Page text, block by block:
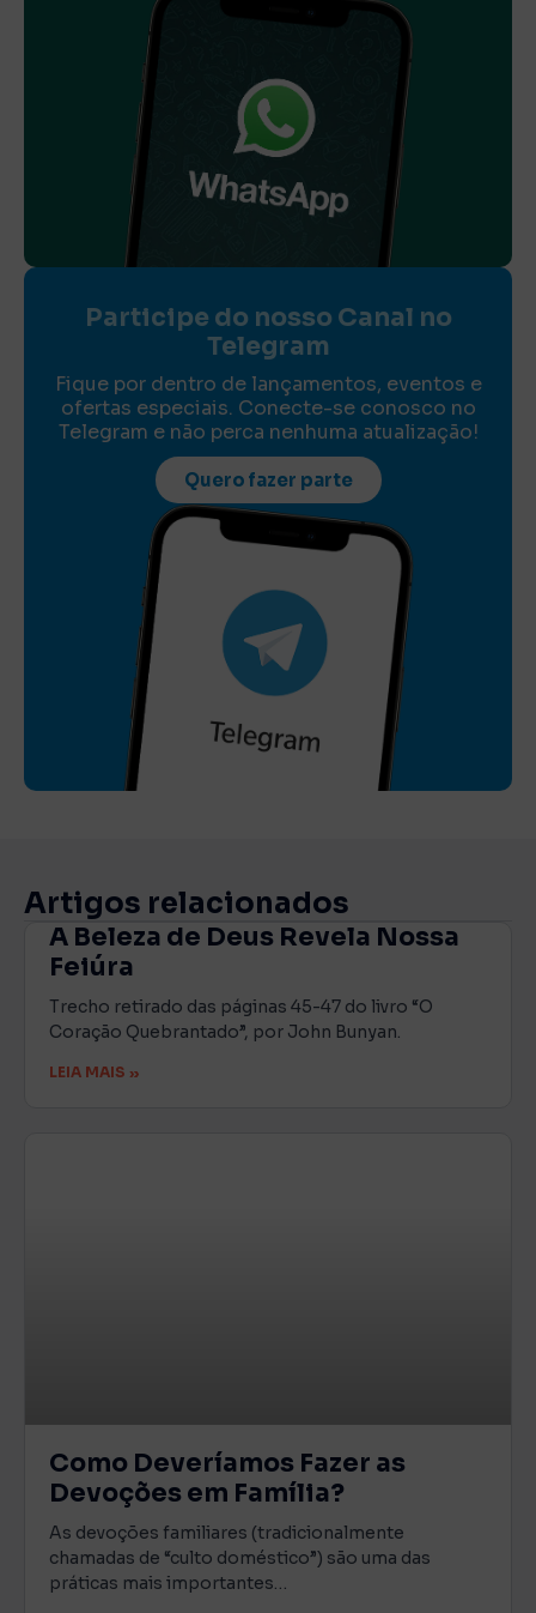
Participe do nosso Canal no
Telegram
Fique por dentro de lançamentos, eventos e
ofertas especiais. Conecte-se conosco no
Telegram e não perca nenhuma atualização!
Quero fazer parte
Artigos relacionados
A Beleza de Deus Revela Nossa
Feiúra
Trecho retirado das páginas 45-47 do livro “O
Coração Quebrantado”, por John Bunyan.
LEIA MAIS »
Como Deveríamos Fazer as
Devoções em Família?
As devoções familiares (tradicionalmente
chamadas de “culto doméstico”) são uma das
práticas mais importantes…